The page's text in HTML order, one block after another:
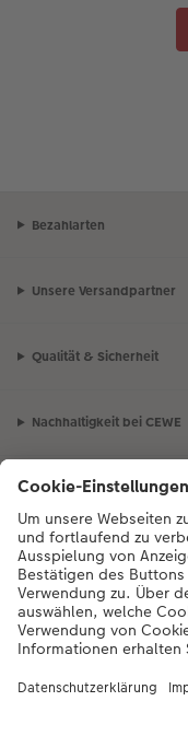
Bezahlarten
Unsere Versandpartner
Qualität & Sicherheit
Nachhaltigkeit bei CEWE
Mein Fotoservice
Informationen
Sortiment
Inspirationen